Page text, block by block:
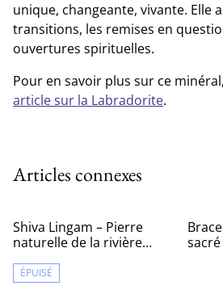
unique, changeante, vivante. Elle
transitions, les remises en
ouvertures spirituelles.
Pour en savoir plus sur ce
article sur la Labradorite.
Articles connexes
Shiva Lingam – Pierre
naturelle de la rivière
ÉPUISÉ